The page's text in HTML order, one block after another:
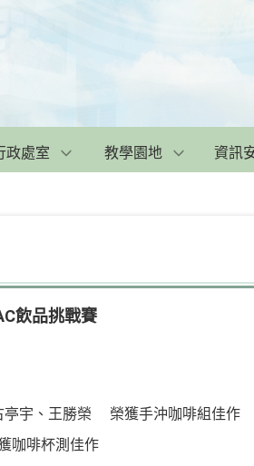
政處室 教學園地 資訊
飲品挑戰賽
亭宇、王勝榮 榮獲手沖咖啡組佳作
咖啡杯測佳作